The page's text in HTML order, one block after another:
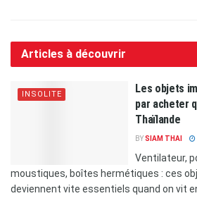
Articles à découvrir
INSOLITE
Les objets
par acheter
Thaïlande
BYSIAM THAI
Ventilateur,
moustiques, boîtes hermétiques : ces
deviennent vite essentiels quand on vit